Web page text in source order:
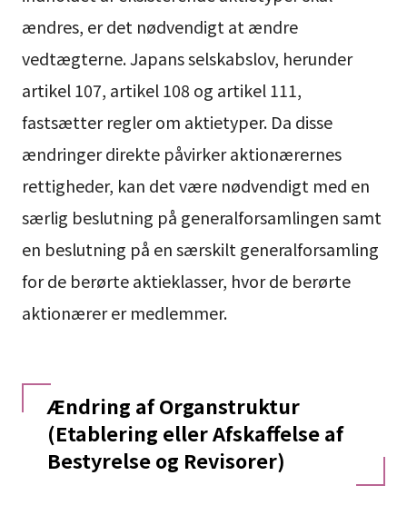
ændres, er det nødvendigt at ændre
vedtægterne. Japans selskabslov, herunder
artikel 107, artikel 108 og artikel 111,
fastsætter regler om aktietyper. Da disse
ændringer direkte påvirker aktionærernes
rettigheder, kan det være nødvendigt med en
særlig beslutning på generalforsamlingen samt
en beslutning på en særskilt generalforsamling
for de berørte aktieklasser, hvor de berørte
aktionærer er medlemmer.
Ændring af Organstruktur
(Etablering eller Afskaffelse af
Bestyrelse og Revisorer)